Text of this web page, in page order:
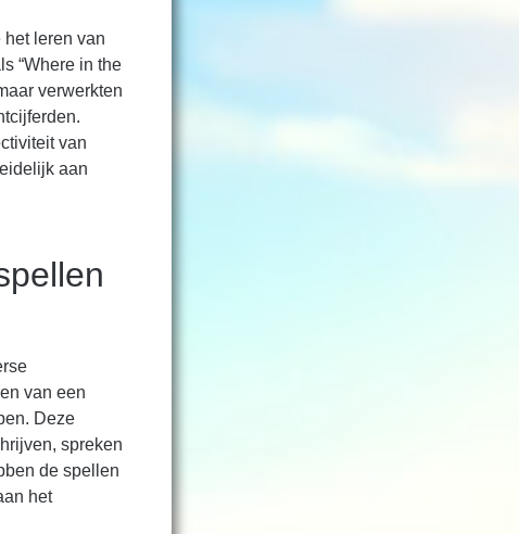
het leren van
“Where in the
verwerkten
van
aan
van een
Deze
spreken
de spellen
het